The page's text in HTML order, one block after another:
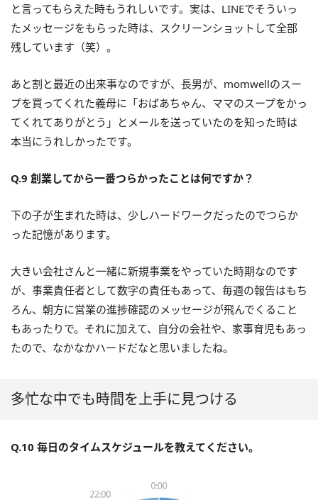
と言ってもらえた時もうれしいです。実は、LINEでそういっ
たメッセージをもらった時は、スクリーンショットして全部
残しています（笑）。
あと割と最近の出来事なのですが、長男が、momwellのスー
プを買ってくれた義母に「おばあちゃん、ママのスープをかっ
てくれてありがとう」とメールを送っていたのを知った時は
本当にうれしかったです。
Q.9 創業してから一番つらかったことは何ですか？
下の子が生まれた時は、少しハードワークだったのでつらか
った記憶があります。
大きい会社さんと一緒に新規事業をやっていた時期なのです
が、事業責任者として数字の責任もあって、毎週の報告はもち
ろん、朝方に営業の進捗確認のメッセージが飛んでくること
もあったりで。それに加えて、自分の会社や、家事育児もあっ
たので、なかなかハードだなと思いましたね。
多忙な中でも時間を上手に見つける
Q.10 毎日のタイムスケジュールを教えてください。